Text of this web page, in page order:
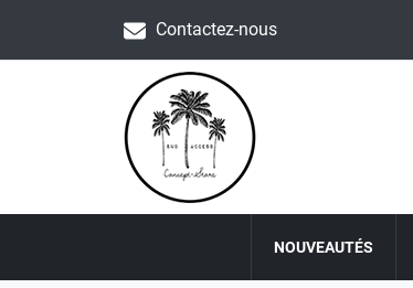
Contactez-nous
NOUVEAUTÉS